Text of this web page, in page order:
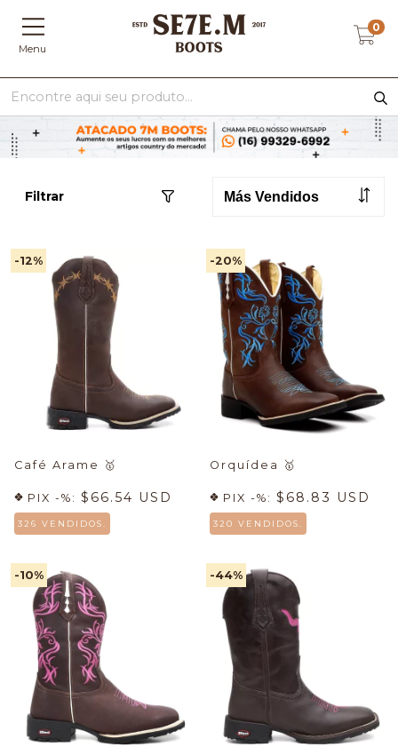
Menu
0
Filtrar
-12%
Café Arame 🥇
PIX -%: $66.54 USD
326 VENDIDOS.
-20%
Orquídea 🥇
PIX -%: $68.83 USD
320 VENDIDOS.
-10% -44%